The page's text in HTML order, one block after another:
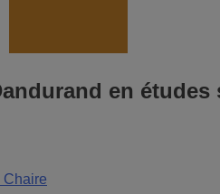
en
Chaire